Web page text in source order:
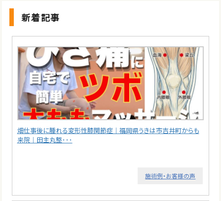
新着記事
畑仕事後に腫れる変形性膝関節症｜福岡県うきは市吉井町からも
来院｜田主丸整･･･
施術例・お客様の声